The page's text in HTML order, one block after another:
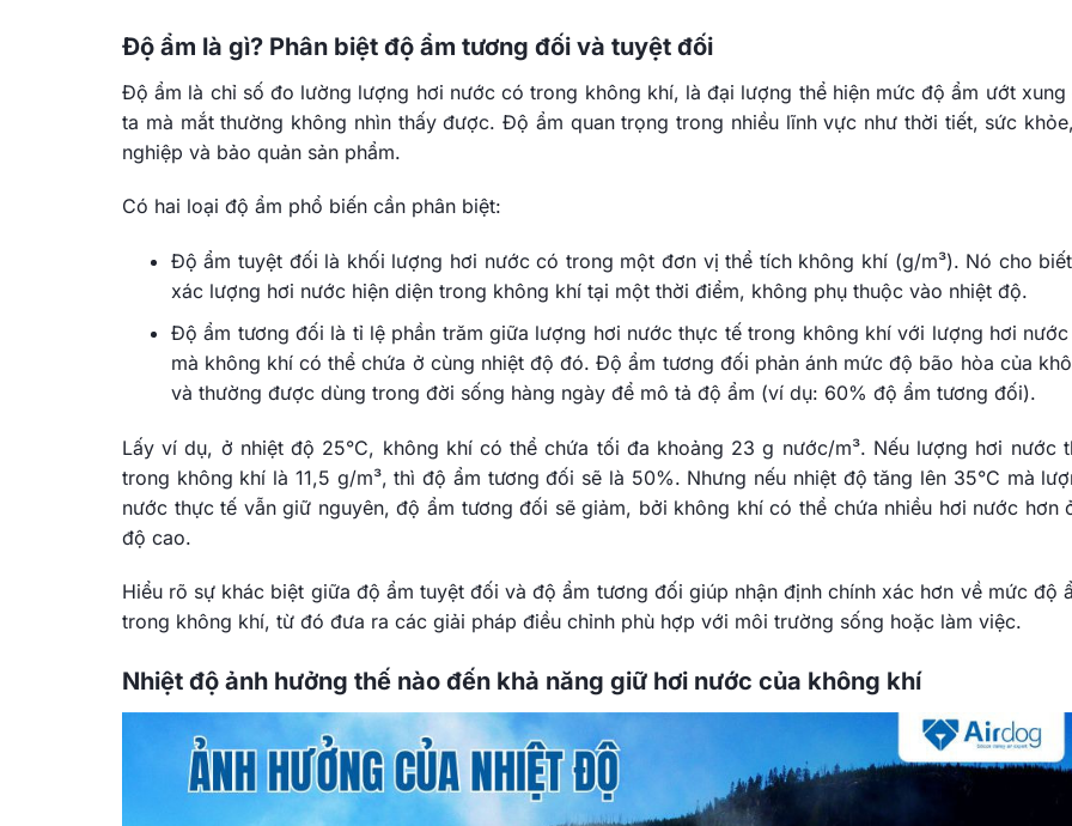
Độ ẩm là gì? Phân biệt độ ẩm tương đối và tuyệt đối
Độ ẩm là chỉ số đo lường lượng hơi nước có trong không khí, là đại lượng thể hiện mức độ ẩm ướt xung
ta mà mắt thường không nhìn thấy được. Độ ẩm quan trọng trong nhiều lĩnh vực như thời tiết, sức
nghiệp và bảo quản sản phẩm.
Có hai loại độ ẩm phổ biến cần phân biệt:
Độ ẩm tuyệt đối là khối lượng hơi nước có trong một đơn vị thể tích không khí (g/m³). Nó cho
xác lượng hơi nước hiện diện trong không khí tại một thời điểm, không phụ thuộc vào nhiệt độ.
Độ ẩm tương đối là tỉ lệ phần trăm giữa lượng hơi nước thực tế trong không khí với lượng hơi
mà không khí có thể chứa ở cùng nhiệt độ đó. Độ ẩm tương đối phản ánh mức độ bão hòa của
và thường được dùng trong đời sống hàng ngày để mô tả độ ẩm (ví dụ: 60% độ ẩm tương đối).
Lấy ví dụ, ở nhiệt độ 25°C, không khí có thể chứa tối đa khoảng 23 g nước/m³. Nếu lượng hơi nước
trong không khí là 11,5 g/m³, thì độ ẩm tương đối sẽ là 50%. Nhưng nếu nhiệt độ tăng lên 35°C mà
nước thực tế vẫn giữ nguyên, độ ẩm tương đối sẽ giảm, bởi không khí có thể chứa nhiều hơi nước hơn
độ cao.
Hiểu rõ sự khác biệt giữa độ ẩm tuyệt đối và độ ẩm tương đối giúp nhận định chính xác hơn về mức độ
trong không khí, từ đó đưa ra các giải pháp điều chỉnh phù hợp với môi trường sống hoặc làm việc.
Nhiệt độ ảnh hưởng thế nào đến khả năng giữ hơi nước của không khí